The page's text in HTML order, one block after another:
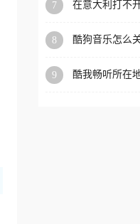
7
在意大利打不
8
酷狗音乐怎么
9
酷我畅听所在